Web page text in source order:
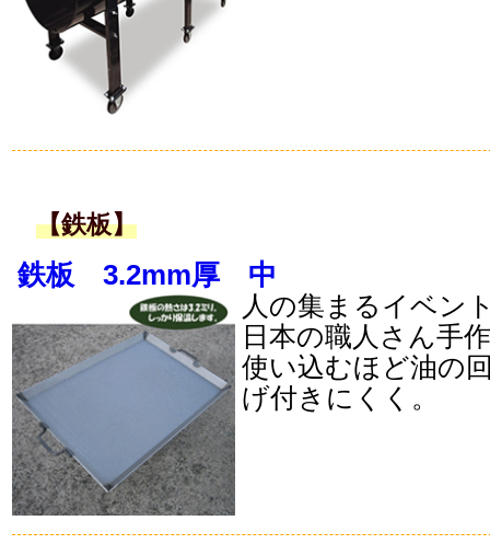
【鉄板】
鉄板 3.2mm厚 中
人の集まるイベン
日本の職人さん手
使い込むほど油の
げ付きにくく。